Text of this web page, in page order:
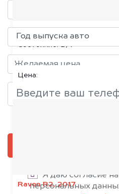
Chevrolet Cruze, 2018
Состояние:Б/У
Цена:
Ravon R2, 2017
Я даю согласие
персональных